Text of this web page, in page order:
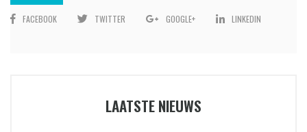
FACEBOOK TWITTER GOOGLE+ LINKEDIN
LAATSTE NIEUWS